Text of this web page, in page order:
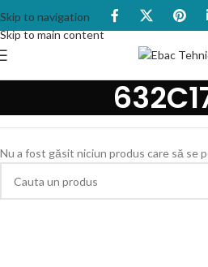
Skip to navigation
Skip to main content
Nu a fost găsit niciun produs care să se